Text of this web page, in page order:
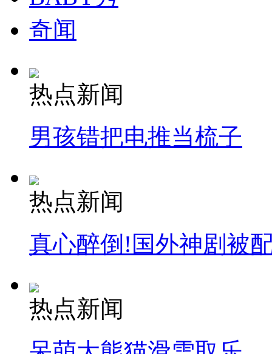
奇闻
热点新闻
男孩错把电推当梳子
热点新闻
真心醉倒!国外神剧被
热点新闻